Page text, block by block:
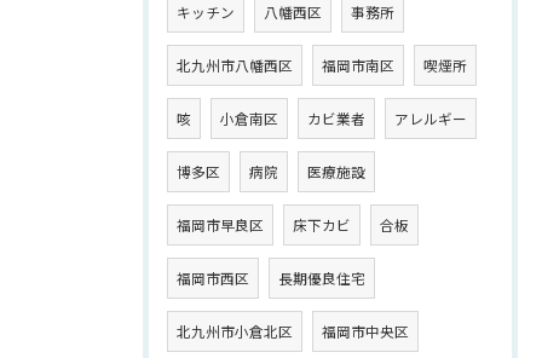
キッチン 八幡西区 事務所
北九州市八幡西区 福岡市南区 喫煙所
咳 小倉南区 カビ業者 アレルギー
博多区 病院 医療施設
福岡市早良区 床下カビ 合板
福岡市西区 長期優良住宅
北九州市小倉北区 福岡市中央区